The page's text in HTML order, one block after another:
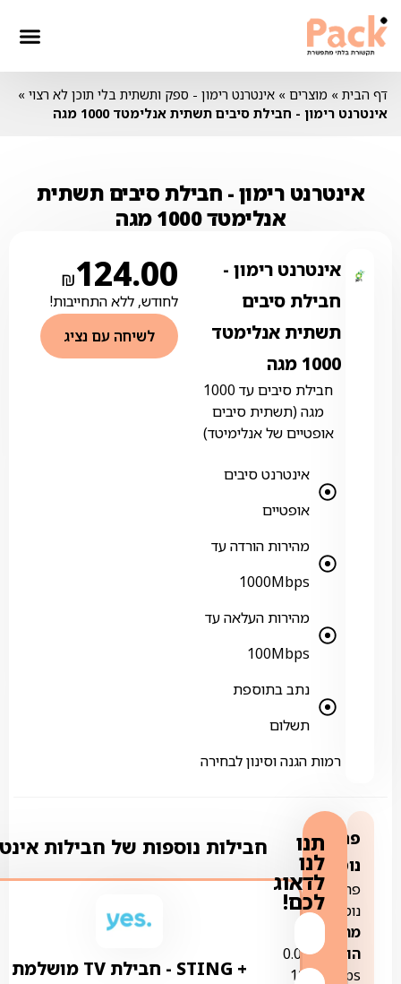
דף הבית » מוצרים » אינטרנט רימון - ספק ותשתית בלי תוכן לא רצוי »
אינטרנט רימון ‏- ‏‏חבילת סיבים תשתית אנלימטד 1000 מגה
אינטרנט רימון ‏- ‏‏חבילת סיבים תשתית
אנלימטד 1000 מגה
אינטרנט רימון ‏-
‏‏חבילת סיבים
תשתית אנלימטד
1000 מגה
חבילת סיבים עד 1000
מגה (תשתית סיבים
אופטיים של אנלימיטד)
אינטרנט סיבים
אופטיים
מהירות הורדה עד
1000Mbps
מהירות העלאה עד
100Mbps
נתב בתוספת
תשלום
רמות הגנה וסינון לבחירה
₪124.00
לחודש, ללא התחייבות!
לשיחה עם נציג
פרטים
נוספים:
פרטים
נוספים:
מהירות
הורדה:0.01-
1000Mbps
תנו
לנו
לדאוג
לכם!
חבילות נוספות של חבילות
+ STING ‏- ‏חבילת TV מושלמת